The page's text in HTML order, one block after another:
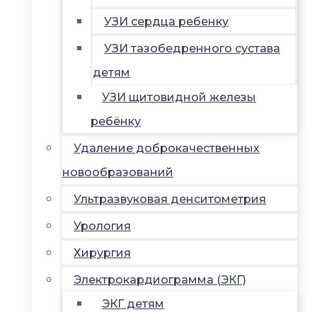
УЗИ сердца ребенку
УЗИ тазобедренного сустава
детям
УЗИ щитовидной железы
ребёнку
Удаление доброкачественных
новообразований
Ультразвуковая денситометрия
Урология
Хирургия
Электрокардиограмма (ЭКГ)
ЭКГ детям